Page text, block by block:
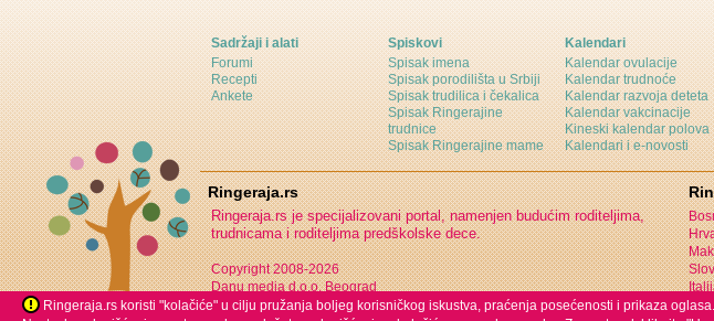
Ringeraja.rs koristi "kolačiće" u cilju pružanja boljeg korisničkog iskustva, praćenja posećenosti i prikaza
Sadržaji i alati
Forumi
Recepti
Ankete
Spiskovi
Spisak imena
Spisak porodilišta u Srbiji
Spisak trudilica i čekalica
Spisak Ringerajine
trudnice
Spisak Ringerajine mame
Kalendari
Kalendar ovulacije
Kalendar trudnoće
Kalendar razvoja deteta
Kalendar vakcinacije
Kineski kalendar polova
Kalendari i e-novosti
Ringeraja.rs
Ringeraja.rs je specijalizovani portal, namenjen budućim roditeljima,
trudnicama i roditeljima predškolske dece.
Copyright 2008-2026
Danu media d.o.o. Beograd